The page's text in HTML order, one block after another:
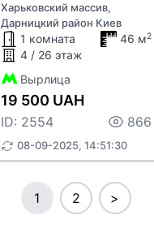
Харьковский массив,
Дарницкий район Киев
1 комната 46 м2
4 / 26 этаж
Вырлица
19 500 UAH
ID: 2554 866
08-09-2025, 14:51:30
1 2 >